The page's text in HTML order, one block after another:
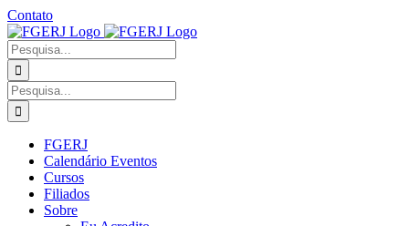
Ir
para
o
conteúdo
Contato
Facebook
Instagram
YouTube
Facebook
Grupo
Procurar
por:
Procurar
por:
FGERJ
Calendário Eventos
Cursos
Filiados
Sobre